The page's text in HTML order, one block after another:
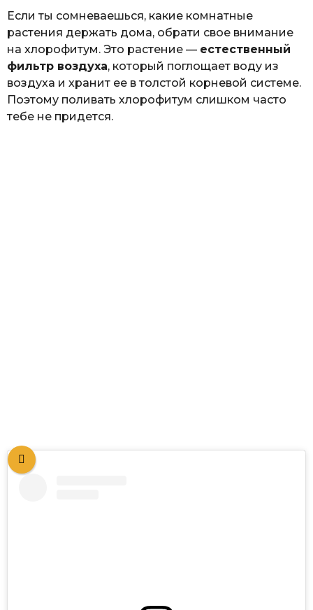
Если ты сомневаешься, какие комнатные
растения держать дома, обрати свое внимание
на хлорофитум. Это растение — естественный
фильтр воздуха, который поглощает воду из
воздуха и хранит ее в толстой корневой системе.
Поэтому поливать хлорофитум слишком часто
тебе не придется.